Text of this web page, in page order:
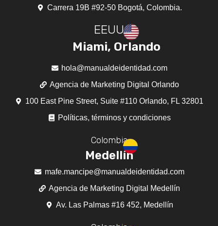
Carrera 19B #92-50 Bogotá, Colombia.
EEUU
Miami, Orlando
hola@manualdeidentidad.com
Agencia de Marketing Digital Orlando
100 East Pine Street, Suite #110 Orlando, FL 32801
Políticas, términos y condiciones
Colombia
Medellín
mafe.mancipe@manualdeidentidad.com
Agencia de Marketing Digital Medellín
Av. Las Palmas #16 452, Medellín